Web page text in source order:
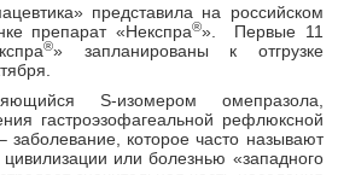
представила на российском
препарат «Некспра®». Первые 11
®» запланированы к отгрузке
S-изомером омепразола,
гастроэзофагеальной рефлюксной
которое часто называют
или болезнью «западного